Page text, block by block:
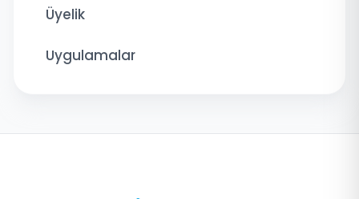
Üyelik
Uygulamalar